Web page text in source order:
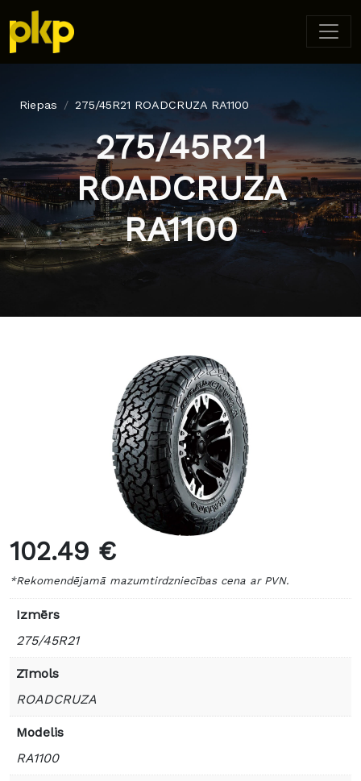
Riepas 275/45R21 ROADCRUZA RA1100
275/45R21
ROADCRUZA
RA1100
102.49 €
*Rekomendējamā mazumtirdzniecības cena ar PVN.
Izmērs
275/45R21
Zīmols
ROADCRUZA
Modelis
RA1100